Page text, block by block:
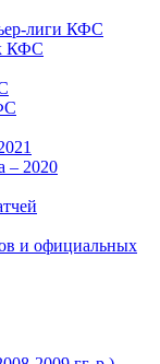
лиги КФС
КФС
– 2020
и официальных